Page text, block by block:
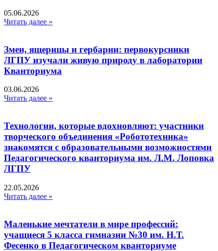
05.06.2026
Читать далее »
Змеи, ящерицы и гербарии: первокурсники
ЛГПУ изучали живую природу в лаборатории
Кванториума
03.06.2026
Читать далее »
Технологии, которые вдохновляют: участники
творческого объединения «Робототехника»
знакомятся с образовательными возможностями
Педагогического кванториума им. Л.М. Лоповка
ЛГПУ
22.05.2026
Читать далее »
Маленькие мечтатели в мире профессий:
учащиеся 5 класса гимназии №30 им. Н.Т.
Фесенко в Педагогическом кванториуме